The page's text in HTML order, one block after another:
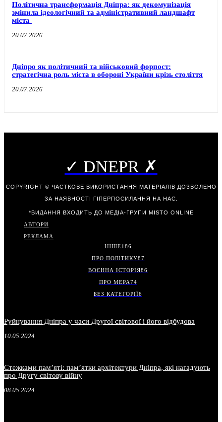
Політична трансформація Дніпра: як декомунізація
змінила ідеологічний та адміністративний ландшафт
міста
20.07.2026
Дніпро як політичний та військовий форпост:
стратегічна роль міста в обороні України крізь століття
20.07.2026
✓ DNEPR ✗
COPYRIGHT © ЧАСТКОВЕ ВИКОРИСТАННЯ МАТЕРІАЛІВ ДОЗВОЛЕНО
ЗА НАЯВНОСТІ ГІПЕРПОСИЛАННЯ НА НАС.
*ВИДАННЯ ВХОДИТЬ ДО МЕДІА-ГРУПИ MISTO ONLINE
АВТОРИ
РЕКЛАМА
ІНШЕ186
ПРО ПОЛІТИКУ87
ВОЄННА ІСТОРІЯ86
ПРО МЕРА74
БЕЗ КАТЕГОРІЇ6
Руйнування Дніпра у часи Другої світової і його відбудова
10.05.2024
Стежками пам’яті: пам’ятки архітектури Дніпра, які нагадують
про Другу світову війну
08.05.2024